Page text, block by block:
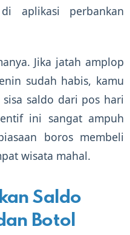
aplikasi perbankan
Jika jatah amplop
sudah habis, kamu
saldo dari pos hari
ini sangat ampuh
boros membeli
wisata mahal.
Saldo
Botol